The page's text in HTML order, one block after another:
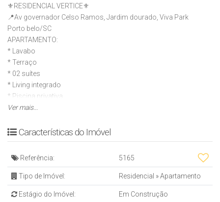
⚜️RESIDENCIAL VERTICE⚜️
📍Av governador Celso Ramos, Jardim dourado, Viva Park
Porto belo/SC
APARTAMENTO:
* ⁠Lavabo
* ⁠Terraço
* ⁠02 suítes
* ⁠Living integrado
* ⁠Piscina privativa
* ⁠Fechadura eletrônica
* ⁠Infraestrutura para split
* ⁠Sacada com churrasqueira a carvão
* Painel solar
* ⁠Reconhecimento fácil
* ⁠Hall de entrada decorado
Ver mais...
Características do Imóvel
Referência: 5165
Tipo de Imóvel: Residencial »Apartamento
Estágio do Imóvel: Em Construção